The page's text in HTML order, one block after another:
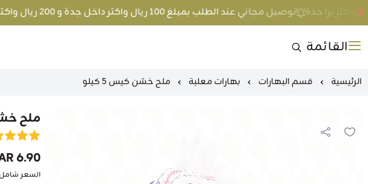
توصيل مجاني عند الطلب بمبلغ 100 ريال واكثر داخل جدة و 200 ريال واكثر برا جدة
القائمة
الرئيسية قسم البهارات بهارات معلبة ملح خشن كيس 5 كيلو
ملح خشن
6.90 SAR
السعر